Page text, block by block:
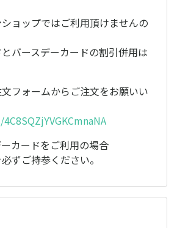
ョップではご利用頂けませんの
バースデーカードの割引併用は
フォームからご注文をお願いい
カードをご利用の場合
ずご持参ください。